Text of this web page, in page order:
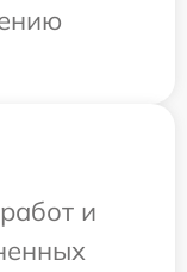
и